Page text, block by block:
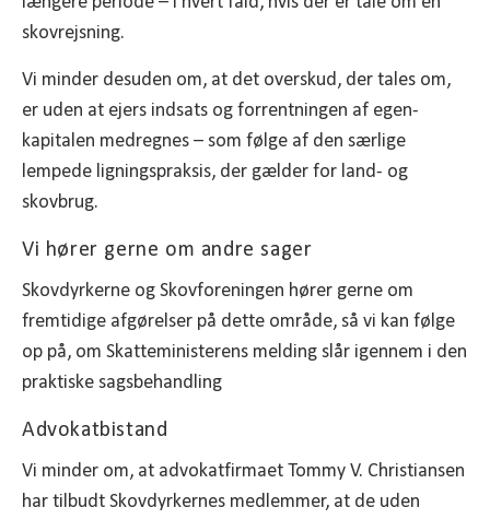
skovrejsning.
Vi minder desuden om, at det overskud, der tales om,
er uden at ejers indsats og forrentningen af egen­
kapitalen medregnes – som følge af den særlige
lempede ligningspraksis, der gælder for land- og
skovbrug.
Vi hører gerne om andre sager
Skovdyrkerne og Skovforeningen hører gerne om
fremtidige afgørelser på dette område, så vi kan følge
op på, om Skatteministerens melding slår igennem i den
praktiske sagsbehandling
Advokatbistand
Vi minder om, at advokatfirmaet Tommy V. Christiansen
har tilbudt Skovdyrkernes medlemmer, at de uden